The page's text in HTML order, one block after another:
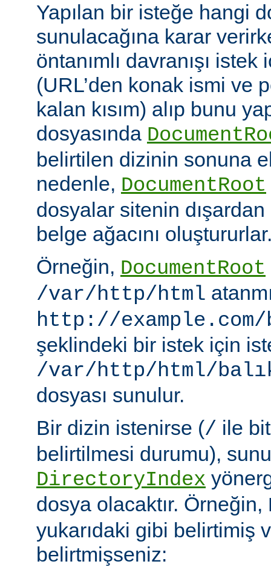
Yapılan bir isteğe hangi
sunulacağına karar
öntanımlı davranışı
(URL’den konak ismi ve
kalan kısım) alıp bunu
dosyasında
belirtilen dizinin sonuna
nedenle, DocumentRoot
dosyalar sitenin
belge ağacını
Örneğin, DocumentRoot
/var/http/html
http://
şeklindeki bir istek için
/var/http/html/
dosyası sunulur.
Bir dizin istenirse (/ ile
belirtilmesi durumu),
DirectoryIndex
dosya olacaktır. Örneğin,
yukarıdaki gibi belirtimiş
belirtmişseniz: